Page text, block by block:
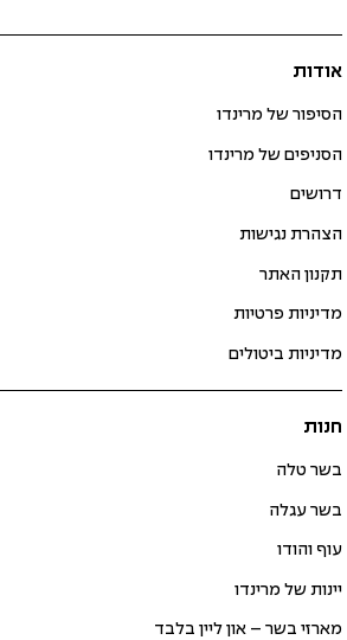
אודות
הסיפור של מרינדו
הסניפים של מרינדו
דרושים
הצהרת נגישות
תקנון האתר
מדיניות פרטיות
מדיניות ביטולים
חנות
בשר טלה
בשר עגלה
עוף והודו
יינות של מרינדו
מארזי בשר – און ליין בלבד